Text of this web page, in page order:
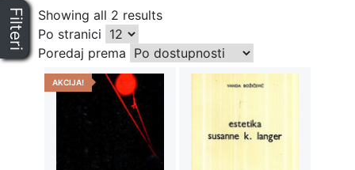
Filteri
Showing all 2 results
Po stranici
Poredaj prema
AKCIJA!